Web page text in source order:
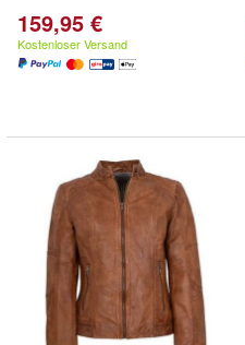
159,95 €
Kostenloser Versand